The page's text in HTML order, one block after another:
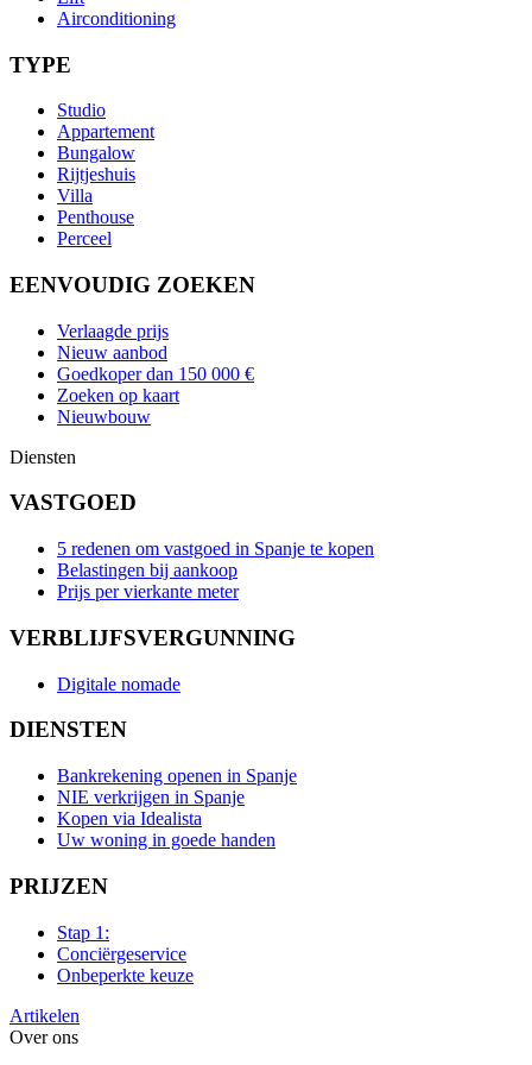
Airconditioning
TYPE
Studio
Appartement
Bungalow
Rijtjeshuis
Villa
Penthouse
Perceel
EENVOUDIG ZOEKEN
Verlaagde prijs
Nieuw aanbod
Goedkoper dan 150 000 €
Zoeken op kaart
Nieuwbouw
Diensten
VASTGOED
5 redenen om vastgoed in Spanje te kopen
Belastingen bij aankoop
Prijs per vierkante meter
VERBLIJFSVERGUNNING
Digitale nomade
DIENSTEN
Bankrekening openen in Spanje
NIE verkrijgen in Spanje
Kopen via Idealista
Uw woning in goede handen
PRIJZEN
Stap 1:
Conciërgeservice
Onbeperkte keuze
Artikelen
Over ons